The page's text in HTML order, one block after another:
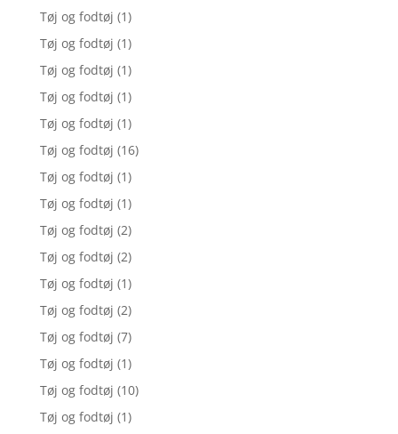
Tøj og fodtøj (1)
Tøj og fodtøj (1)
Tøj og fodtøj (1)
Tøj og fodtøj (1)
Tøj og fodtøj (1)
Tøj og fodtøj (16)
Tøj og fodtøj (1)
Tøj og fodtøj (1)
Tøj og fodtøj (2)
Tøj og fodtøj (2)
Tøj og fodtøj (1)
Tøj og fodtøj (2)
Tøj og fodtøj (7)
Tøj og fodtøj (1)
Tøj og fodtøj (10)
Tøj og fodtøj (1)